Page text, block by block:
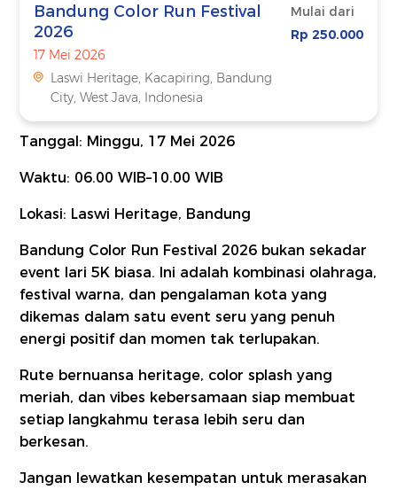
Bandung Color Run Festival
2026
17 Mei 2026
Laswi Heritage, Kacapiring, Bandung
City, West Java, Indonesia
Mulai dari
Rp 250.000
Tanggal: Minggu, 17 Mei 2026
Waktu: 06.00 WIB–10.00 WIB
Lokasi: Laswi Heritage, Bandung
Bandung Color Run Festival 2026 bukan sekadar
event lari 5K biasa. Ini adalah kombinasi olahraga,
festival warna, dan pengalaman kota yang
dikemas dalam satu event seru yang penuh
energi positif dan momen tak terlupakan.
Rute bernuansa heritage, color splash yang
meriah, dan vibes kebersamaan siap membuat
setiap langkahmu terasa lebih seru dan
berkesan.
Jangan lewatkan kesempatan untuk merasakan